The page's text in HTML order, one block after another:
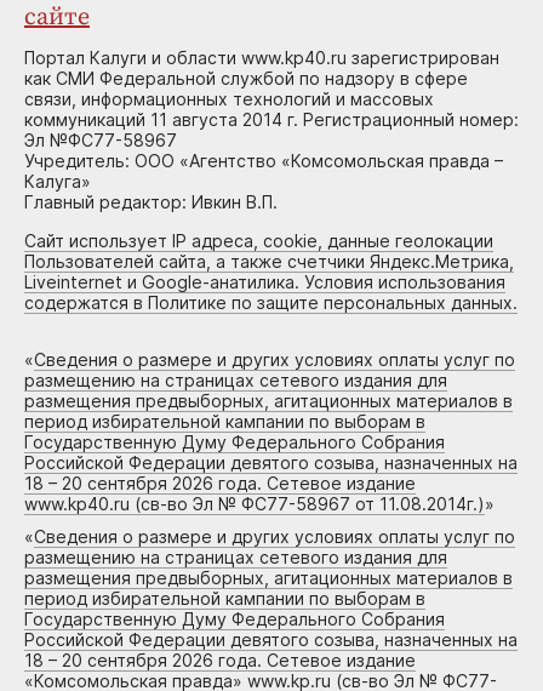
сайте
Портал Калуги и области www.kp40.ru зарегистрирован
как СМИ Федеральной службой по надзору в сфере
связи, информационных технологий и массовых
коммуникаций 11 августа 2014 г. Регистрационный номер:
Эл №ФС77-58967
Учредитель: ООО «Агентство «Комсомольская правда –
Калуга»
Главный редактор: Ивкин В.П.
Сайт использует IP адреса, cookie, данные геолокации
Пользователей сайта, а также счетчики Яндекс.Метрика,
Liveinternet и Google-анатилика. Условия использования
содержатся в Политике по защите персональных данных.
«Сведения о размере и других условиях оплаты услуг по
размещению на страницах сетевого издания для
размещения предвыборных, агитационных материалов в
период избирательной кампании по выборам в
Государственную Думу Федерального Собрания
Российской Федерации девятого созыва, назначенных на
18 – 20 сентября 2026 года. Сетевое издание
www.kp40.ru (св-во Эл № ФС77-58967 от 11.08.2014г.)»
«Сведения о размере и других условиях оплаты услуг по
размещению на страницах сетевого издания для
размещения предвыборных, агитационных материалов в
период избирательной кампании по выборам в
Государственную Думу Федерального Собрания
Российской Федерации девятого созыва, назначенных на
18 – 20 сентября 2026 года. Сетевое издание
«Комсомольская правда» www.kp.ru (св-во Эл № ФС77-